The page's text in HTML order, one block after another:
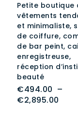
Petite boutique
vêtements
et minimaliste,
de coiffure,
de bar peint,
enregistreuse,
réception
beauté
€494.00 –
€2,895.00